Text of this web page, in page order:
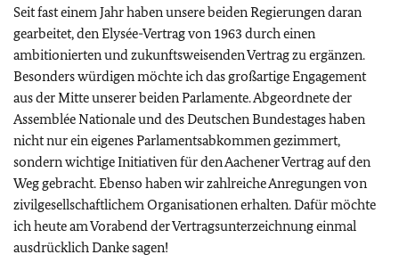
Seit fast einem Jahr haben unsere beiden Regierungen daran
gearbeitet, denElysée-Vertrag von 1963 durch einen
ambitionierten und zukunftsweisenden Vertrag zu ergänzen.
Besonders würdigen möchte ich das großartige Engagement
aus der Mitte unserer beiden Parlamente. Abgeordnete der
Assemblée Nationaleund des Deutschen Bundestages haben
nicht nur ein eigenes Parlamentsabkommen gezimmert,
sondern wichtige Initiativen für den Aachener Vertrag auf den
Weg gebracht. Ebenso haben wir zahlreiche Anregungen von
zivilgesellschaftlichem Organisationen erhalten. Dafür möchte
ich heute am Vorabend der Vertragsunterzeichnung einmal
ausdrücklich Danke sagen!